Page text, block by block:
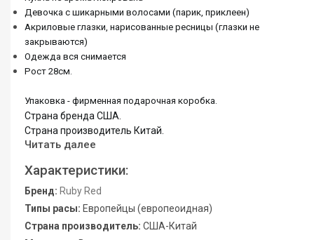
Девочка с шикарными волосами (парик, приклеен)
Акриловые глазки, нарисованные ресницы (глазки не
закрываются)
Одежда вся снимается
Рост 28см.
Упаковка - фирменная подарочная коробка.
Страна бренда США.
Страна производитель Китай.
Читать далее
Характеристики:
Бренд: Ruby Red
Типы расы: Европейцы (европеоидная)
Страна производитель: США-Китай